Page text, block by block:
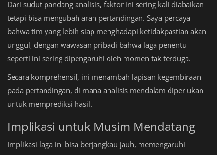
Dari sudut pandang analisis, faktor ini sering kali diabaikan
tetapi bisa mengubah arah pertandingan. Saya percaya
bahwa tim yang lebih siap menghadapi ketidakpastian akan
unggul, dengan wawasan pribadi bahwa laga penentu
seperti ini sering dipengaruhi oleh momen tak terduga.
Secara komprehensif, ini menambah lapisan kegembiraan
pada pertandingan, di mana analisis mendalam diperlukan
untuk memprediksi hasil.
Implikasi untuk Musim Mendatang
Implikasi laga ini bisa berjangkau jauh, memengaruhi